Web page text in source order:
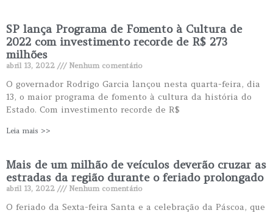
SP lança Programa de Fomento à Cultura de
2022 com investimento recorde de R$ 273
milhões
abril 13, 2022 Nenhum comentário
O governador Rodrigo Garcia lançou nesta quarta-feira, dia
13, o maior programa de fomento à cultura da história do
Estado. Com investimento recorde de R$
Leia mais >>
Mais de um milhão de veículos deverão cruzar as
estradas da região durante o feriado prolongado
abril 13, 2022 Nenhum comentário
O feriado da Sexta-feira Santa e a celebração da Páscoa, que